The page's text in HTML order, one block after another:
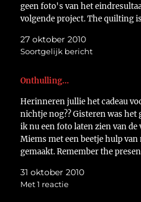
geen foto's van het
volgende project. The quilting
27 oktober 2010
Soortgelijk bericht
Onthulling…
Herinneren jullie het cadeau
nichtje nog?? Gisteren was het
ik nu een foto laten zien van de
Miems met een beetje hulp
gemaakt. Remember the
31 oktober 2010
Met 1 reactie